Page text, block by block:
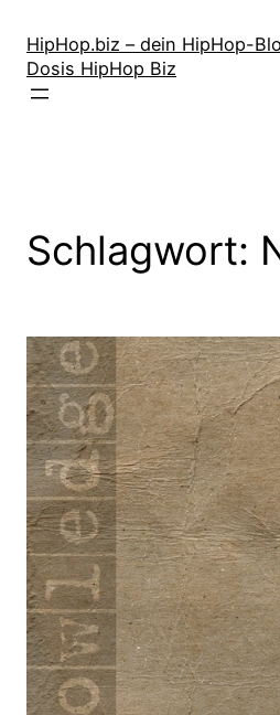
Inhalt
springen
HipHop.biz – dein HipHop-
Dosis HipHop Biz
Schlagwort: